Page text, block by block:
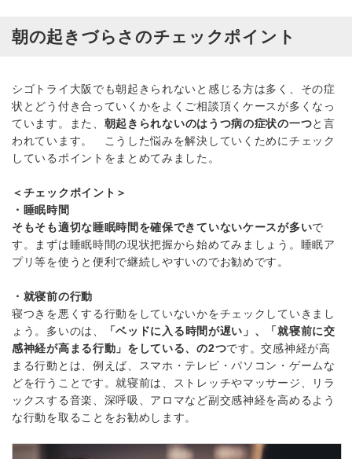
朝の起きづらさのチェックポイント
シゴトライ大阪でも朝起きられないと感じる方は多く、その症
状とどう付き合っていくかをよくご相談頂くケースが多くなっ
ています。また、 朝起きられないのはうつ病の症状の一つと言
われています。 こうした悩みを解決していくためにチェック
しているポイントをまとめてみました。
＜チェックポイント＞
・睡眠時間
そもそも適切な睡眠時間を確保できていないケースが多いで
す。まずは睡眠時間の現状把握から始めてみましょう。睡眠ア
プリ等を使うと便利で継続しやすいのでお勧めです。
・就寝前の行動
寝つきを悪くする行動をしていないかをチェックしていきまし
ょう。多いのは、
「ベッドに入る時間が遅い」、「就寝前に交
感神経が高まる行動」をしている、の2つです。交感神経が高
まる行動とは、例えば、スマホ・テレビ・パソコン・ゲームな
どを行うことです。就寝前は、ストレッチやマッサージ、リラ
ックスする音楽、深呼吸、アロマなど副交感神経を高めるよう
な行動を取ることをお勧めします。